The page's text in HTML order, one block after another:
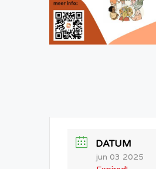
DATUM
jun 03 2025